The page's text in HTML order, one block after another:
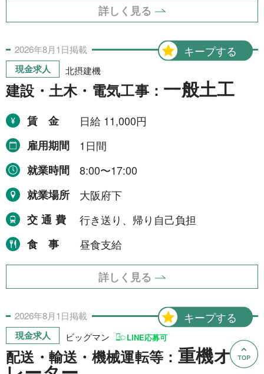
詳しく見る
キープする
2026年8月1日掲載
現金求人 北摂建機
建設・土木・電気工事： 一般土工
賃金
日給 11,000円
雇用期間
1日間
就業時間
8:00〜17:00
就業場所
大阪府下
交通費
行き送り、帰り自己負担
食事
昼食支給
詳しく見る
キープする
2026年8月1日掲載
現金求人 ビッグマン LINE応募可
配送・輸送・機械運転等： 重機オペ